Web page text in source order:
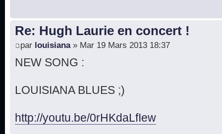
Re: Hugh Laurie en concert !
par louisiana» Mar 19 Mars 2013 18:37
NEW SONG :
LOUISIANA BLUES ;)
http://youtu.be/0rHKdaLfIew